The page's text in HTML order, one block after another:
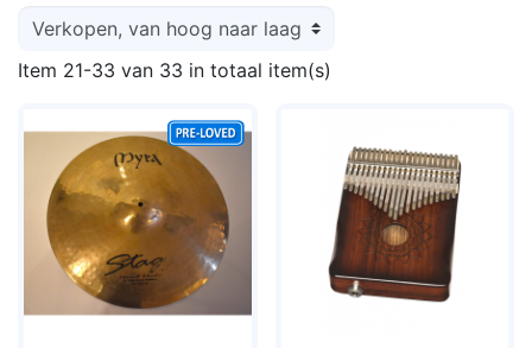
Item 21-33 van 33 in totaal item(s)